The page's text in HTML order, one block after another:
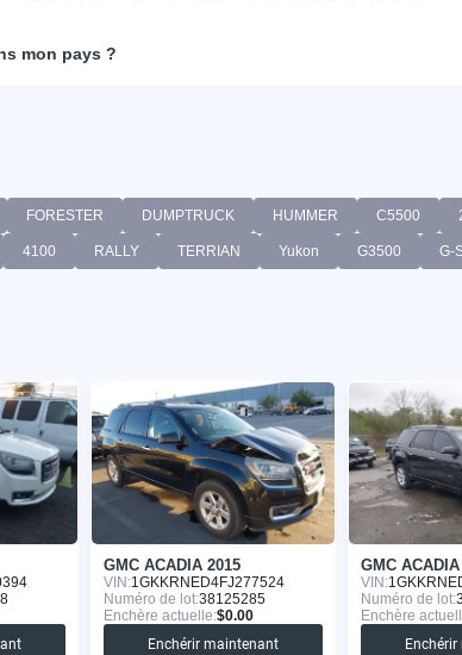
mon pays ?
FORESTER DUMPTRUCK HUMMER C5500
4100 RALLY TERRIAN Yukon G3500 G-
GMC ACADIA 2015
VIN:1GKKRNED4FJ277524
Numéro de lot:38125285
Enchère actuelle:$0.00
Enchérir maintenant
GMC
VIN:
Numéro de lot:
Enchère